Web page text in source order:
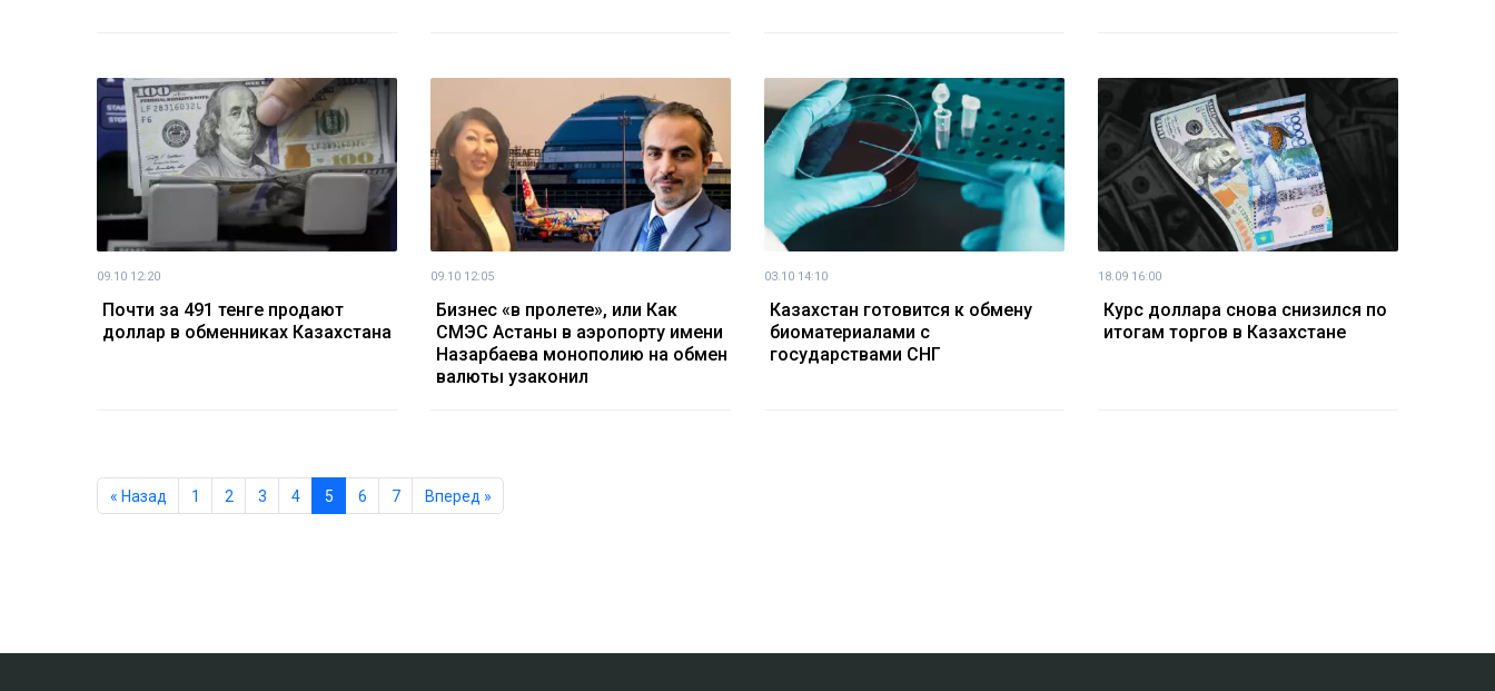
09.10 12:20
Почти за 491 тенге продают
доллар в обменниках Казахстана
09.10 12:05
Бизнес «в пролете», или Как
СМЭС Астаны в аэропорту имени
Назарбаева монополию на обмен
валюты узаконил
03.10 14:10
Казахстан готовится к обмену
биоматериалами с
государствами СНГ
18.09 16:00
Курс доллара снова снизился по
итогам торгов в Казахстане
« Назад 1 2 3 4 5 6 7 Вперед »